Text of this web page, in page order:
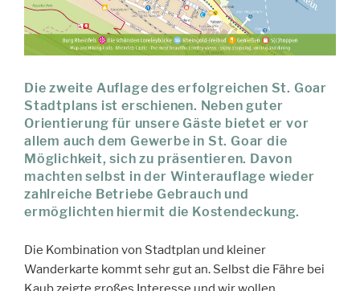
Die zweite Auflage des erfolgreichen St. Goar
Stadtplans ist erschienen. Neben guter
Orientierung für unsere Gäste bietet er vor
allem auch dem Gewerbe in St. Goar die
Möglichkeit, sich zu präsentieren. Davon
machten selbst in der Winterauflage wieder
zahlreiche Betriebe Gebrauch und
ermöglichten hiermit die Kostendeckung.
Die Kombination von Stadtplan und kleiner
Wanderkarte kommt sehr gut an. Selbst die Fähre bei